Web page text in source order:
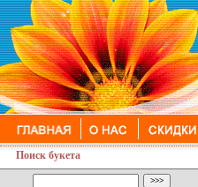
Поиск букета